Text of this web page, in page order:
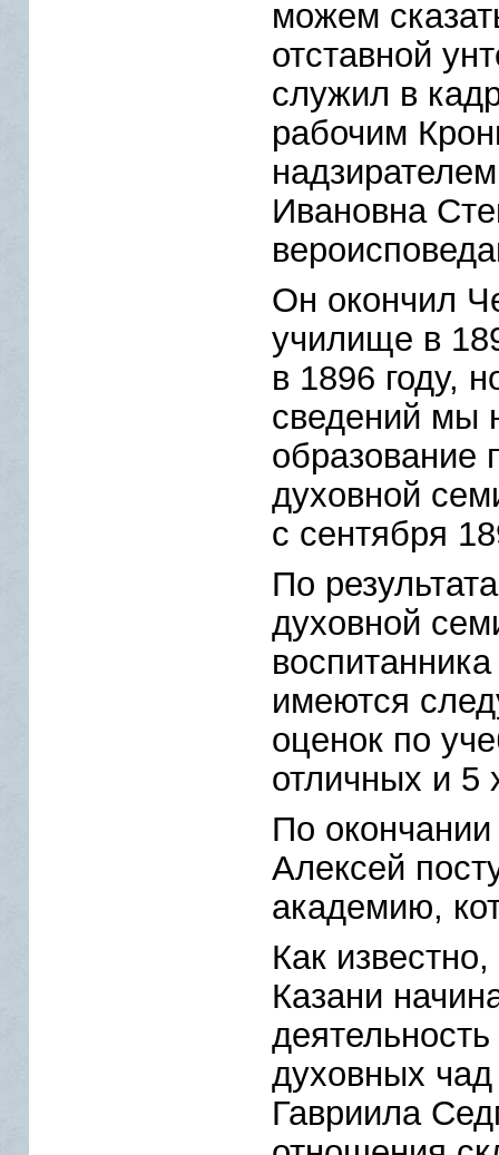
можем
отставной
служил в
рабочим
Ивановна
Он окончил
училище в
в 1896 году,
сведений мы
образование
духовной
с сентября
По
духовной
имеются
оценок по
отличных и 5
По
Алексей
академию,
Как
Казани
духовных чад
Гавриила